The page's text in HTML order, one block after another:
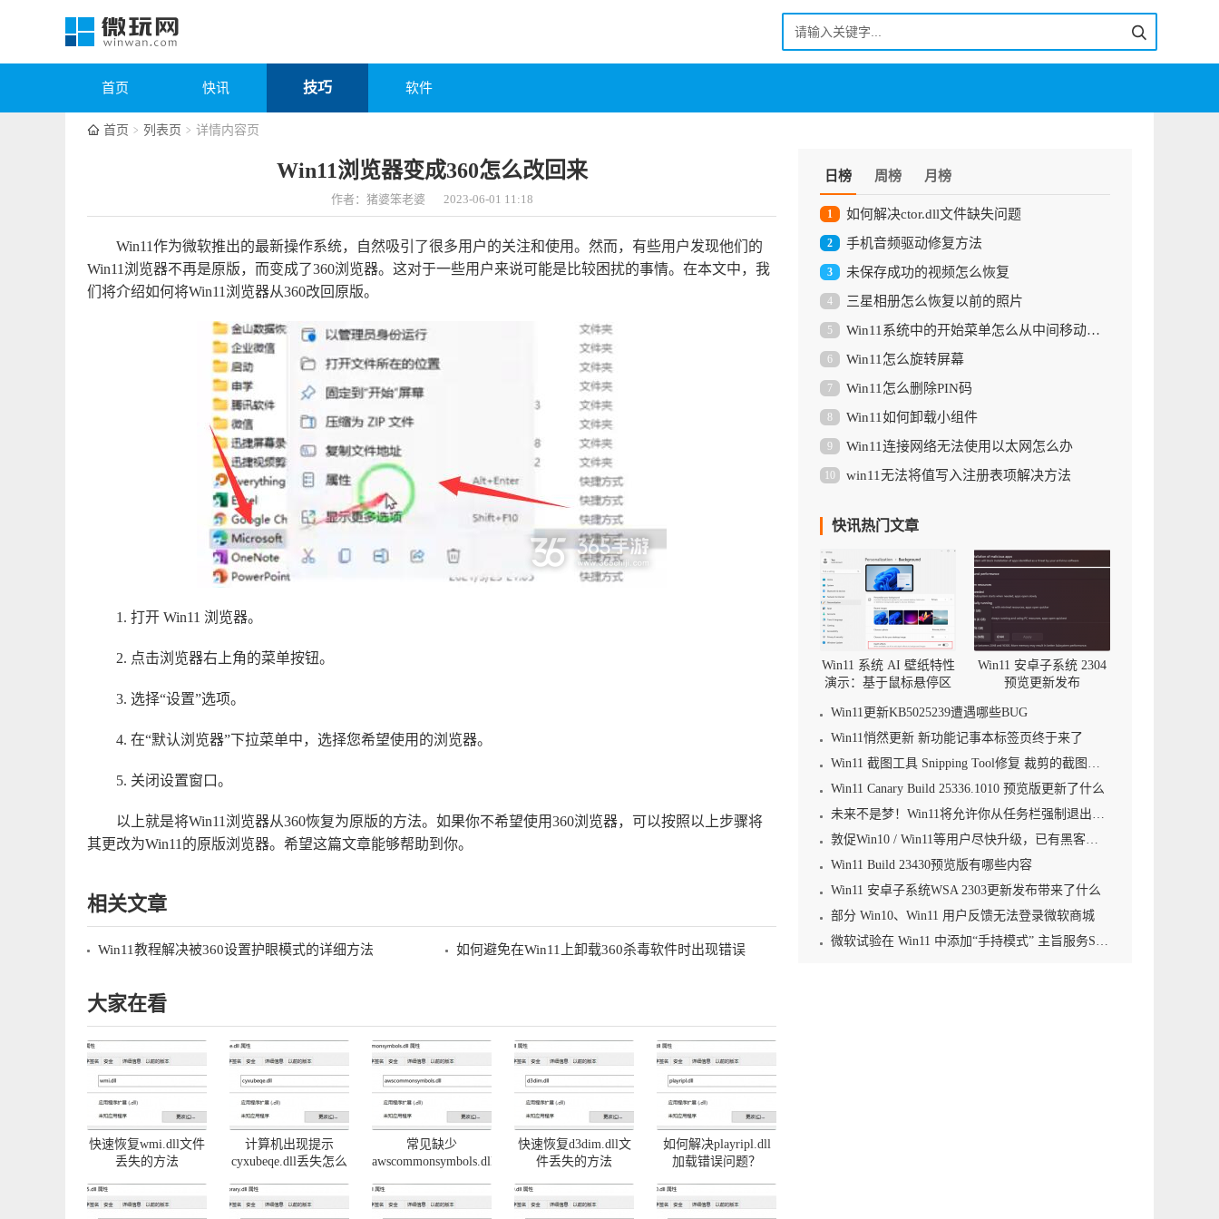
首页 快讯 技巧 软件
首页 列表页 详情内容页
Win11浏览器变成360怎么改回来
作者：猪婆笨老婆 2023-06-01 11:18
Win11作为微软推出的最新操作系统，自然吸引了很多用户的关注和使用。然而，有些用户发现他们的
Win11浏览器不再是原版，而变成了360浏览器。这对于一些用户来说可能是比较困扰的事情。在本文中，我
们将介绍如何将Win11浏览器从360改回原版。
1. 打开 Win11 浏览器。
2. 点击浏览器右上角的菜单按钮。
3. 选择“设置”选项。
4. 在“默认浏览器”下拉菜单中，选择您希望使用的浏览器。
5. 关闭设置窗口。
以上就是将Win11浏览器从360恢复为原版的方法。如果你不希望使用360浏览器，可以按照以上步骤将
其更改为Win11的原版浏览器。希望这篇文章能够帮助到你。
相关文章
Win11教程解决被360设置护眼模式的详细方法 如何避免在Win11上卸载360杀毒软件时出现错误
大家在看
快速恢复wmi.dll文件
丢失的方法
计算机出现提示
cyxubeqe.dll丢失怎么
常见缺少
awscommonsymbols.dll
快速恢复d3dim.dll文
件丢失的方法
如何解决playripl.dll
加载错误问题？
日榜 周榜 月榜
1 如何解决ctor.dll文件缺失问题
2 手机音频驱动修复方法
3 未保存成功的视频怎么恢复
4 三星相册怎么恢复以前的照片
5 Win11系统中的开始菜单怎么从中间移动到左边
6 Win11怎么旋转屏幕
7 Win11怎么删除PIN码
8 Win11如何卸载小组件
9 Win11连接网络无法使用以太网怎么办
10 win11无法将值写入注册表项解决方法
快讯热门文章
Win11 系统 AI 壁纸特性
演示：基于鼠标悬停区
Win11 安卓子系统 2304
预览更新发布
Win11更新KB5025239遭遇哪些BUG
Win11悄然更新 新功能记事本标签页终于来了
Win11 Canary Build 25336.1010 预览版更新了什么
Win11 Build 23430预览版有哪些内容
Win11 安卓子系统WSA 2303更新发布带来了什么
部分 Win10、Win11 用户反馈无法登录微软商城